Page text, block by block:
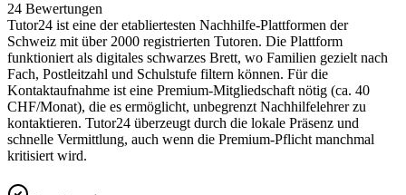
24 Bewertungen
Tutor24 ist eine der etabliertesten Nachhilfe-Plattformen der
Schweiz mit über 2000 registrierten Tutoren. Die Plattform
funktioniert als digitales schwarzes Brett, wo Familien gezielt nach
Fach, Postleitzahl und Schulstufe filtern können. Für die
Kontaktaufnahme ist eine Premium-Mitgliedschaft nötig (ca. 40
CHF/Monat), die es ermöglicht, unbegrenzt Nachhilfelehrer zu
kontaktieren. Tutor24 überzeugt durch die lokale Präsenz und
schnelle Vermittlung, auch wenn die Premium-Pflicht manchmal
kritisiert wird.